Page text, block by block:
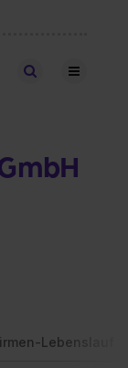
Stellen finden
Lebenslauf